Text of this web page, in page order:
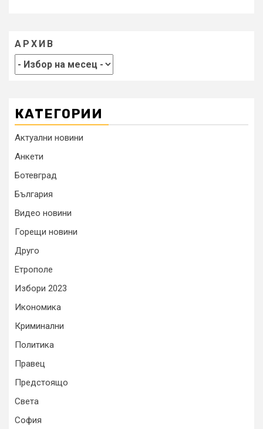
АРХИВ
КАТЕГОРИИ
Актуални новини
Анкети
Ботевград
България
Видео новини
Горещи новини
Друго
Етрополе
Избори 2023
Икономика
Криминални
Политика
Правец
Предстоящо
Света
София